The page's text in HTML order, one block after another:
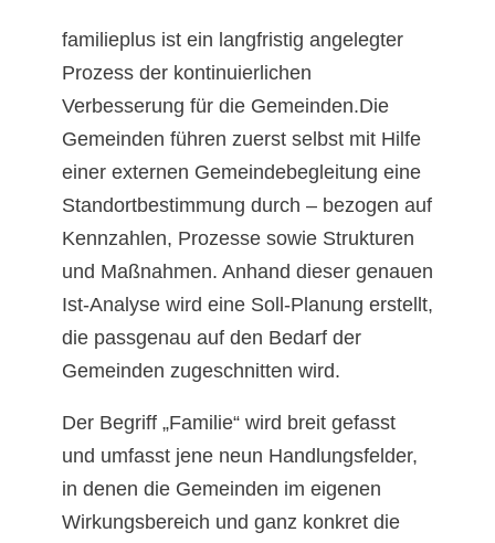
familieplus ist ein langfristig angelegter
Prozess der kontinuierlichen
Verbesserung für die Gemeinden.Die
Gemeinden führen zuerst selbst mit Hilfe
einer externen Gemeindebegleitung eine
Standortbestimmung durch – bezogen auf
Kennzahlen, Prozesse sowie Strukturen
und Maßnahmen. Anhand dieser genauen
Ist-Analyse wird eine Soll-Planung erstellt,
die passgenau auf den Bedarf der
Gemeinden zugeschnitten wird.
Der Begriff „Familie“ wird breit gefasst
und umfasst jene neun Handlungsfelder,
in denen die Gemeinden im eigenen
Wirkungsbereich und ganz konkret die